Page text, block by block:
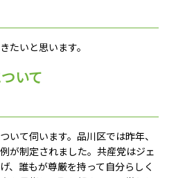
たいと思います。
いて
いて伺います。品川区では昨年、
が制定されました。共産党はジェ
、誰もが尊厳を持って自分らしく